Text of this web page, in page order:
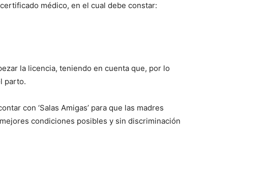
médico, en el cual debe constar:
la licencia, teniendo en cuenta que, por lo
parto.
con ‘Salas Amigas’ para que las madres
condiciones posibles y sin discriminación